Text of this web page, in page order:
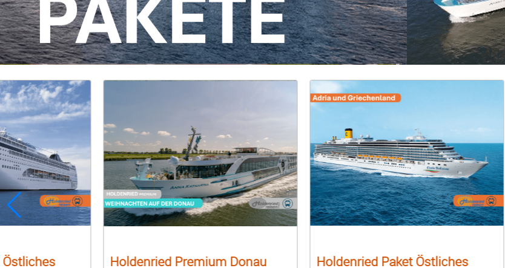
Holdenried Premium Donau
Holdenried Paket Östliches